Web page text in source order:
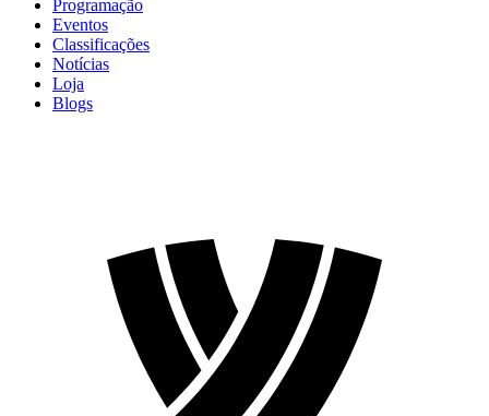
Programação
Eventos
Classificações
Notícias
Loja
Blogs